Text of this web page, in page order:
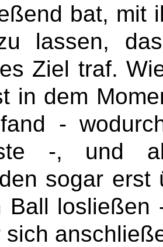
bat, mit
lassen,
Ziel traf.
in dem
-
-, und
sogar
Ball losließen
sich